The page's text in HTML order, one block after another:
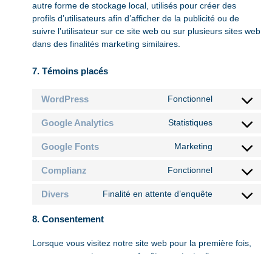
autre forme de stockage local, utilisés pour créer des
profils d’utilisateurs afin d’afficher de la publicité ou de
suivre l’utilisateur sur ce site web ou sur plusieurs sites web
dans des finalités marketing similaires.
7. Témoins placés
WordPress Fonctionnel
Consent
service
wordpress
Google Analytics Statistiques
Consent
service
google-
Google Fonts Marketing
Consent
service
google-
Complianz Fonctionnel
Consent
service
Divers Finalité en attente d’enquête
Consent
divers
8. Consentement
Lorsque vous visitez notre site web pour la première fois,